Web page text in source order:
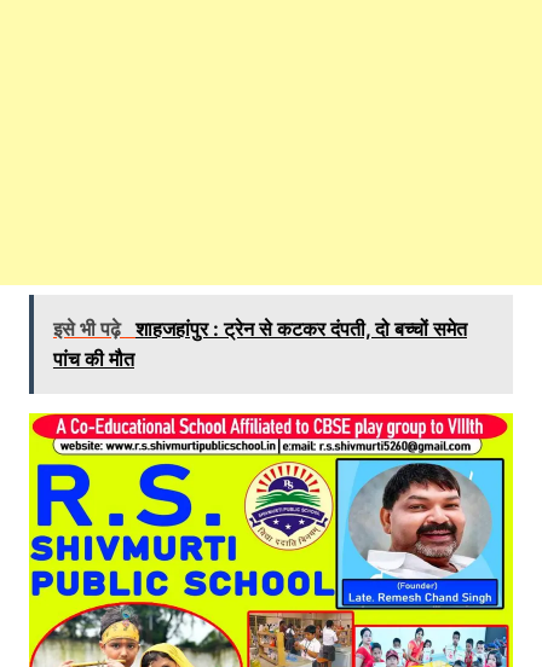
इसे भी पढ़े शाहजहांपुर : ट्रेन से कटकर दंपती, दो बच्चों समेत
पांच की मौत